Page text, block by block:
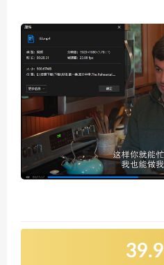
39.9